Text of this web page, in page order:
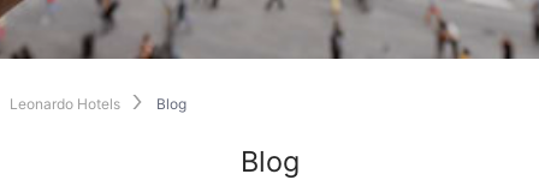
Leonardo Hotels Blog
Blog